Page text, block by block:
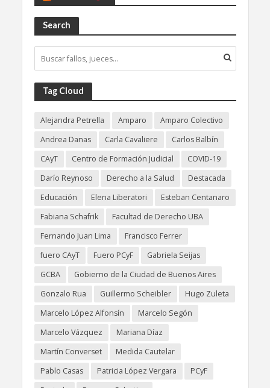
Search
Tag Cloud
Alejandra Petrella Amparo
Amparo Colectivo
Andrea Danas
Carla Cavaliere
Carlos Balbín
CAyT
Centro de Formación Judicial
COVID-19
Darío Reynoso
Derecho a la Salud
Destacada
Educación
Elena Liberatori
Esteban Centanaro
Fabiana Schafrik
Facultad de Derecho UBA
Fernando Juan Lima
Francisco Ferrer
fuero CAyT
Fuero PCyF
Gabriela Seijas
GCBA
Gobierno de la Ciudad de Buenos Aires
Gonzalo Rua
Guillermo Scheibler
Hugo Zuleta
Marcelo López Alfonsín
Marcelo Segón
Marcelo Vázquez
Mariana Díaz
Martín Converset
Medida Cautelar
Pablo Casas
Patricia López Vergara
PCyF